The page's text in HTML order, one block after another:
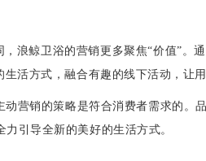
，浪鲸卫浴的营销更多聚焦“价值”
活方式，融合有趣的线下活动，让
动营销的策略是符合消费者需求的。
引导全新的美好的生活方式。